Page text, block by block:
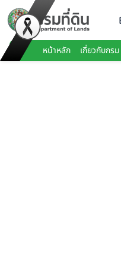
หน้าหลัก เกี่ยวกับกรม